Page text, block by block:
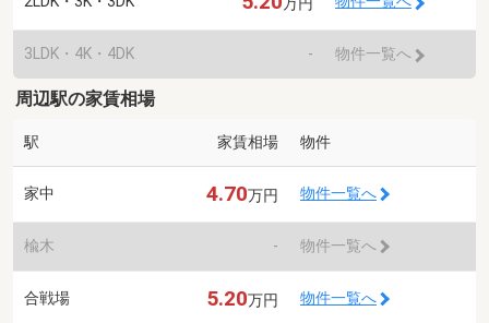
万円
3LDK・4K・4DK - 物件一覧へ
周辺駅の家賃相場
駅 家賃相場 物件
家中 4.70万円 物件一覧へ
楡木 - 物件一覧へ
合戦場 5.20万円 物件一覧へ